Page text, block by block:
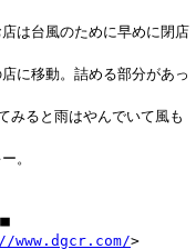
は台風のために早めに閉店
に移動。詰める部分があっ
みると雨はやんでいて風も
ッキー。
>